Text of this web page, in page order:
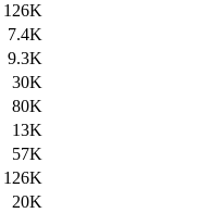
126K
7.4K
9.3K
30K
80K
13K
57K
126K
20K